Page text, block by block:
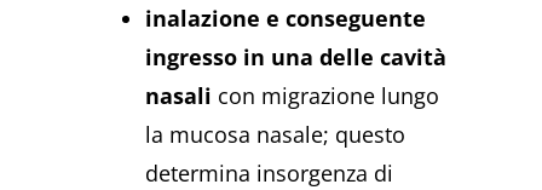
inalazione e conseguente
ingresso in una delle cavità
nasali con migrazione lungo
la mucosa nasale; questo
determina insorgenza di